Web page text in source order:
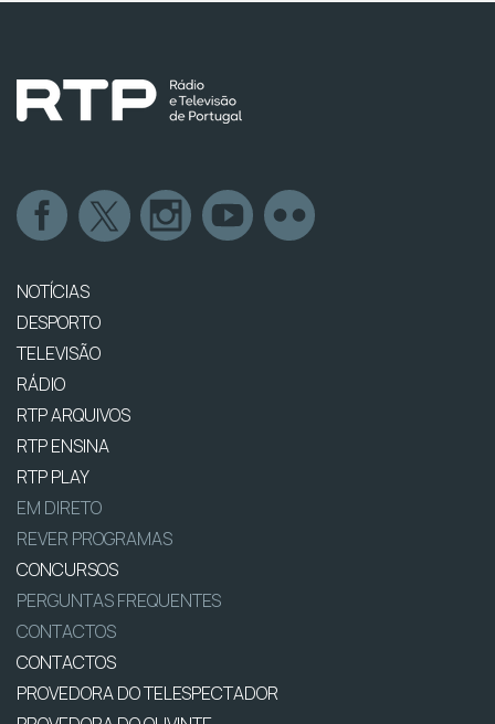
NOTÍCIAS
DESPORTO
TELEVISÃO
RÁDIO
RTP ARQUIVOS
RTP ENSINA
RTP PLAY
EM DIRETO
REVER PROGRAMAS
CONCURSOS
PERGUNTAS FREQUENTES
CONTACTOS
CONTACTOS
PROVEDORA DO TELESPECTADOR